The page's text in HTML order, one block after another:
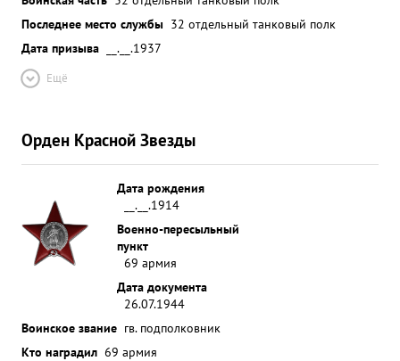
Последнее место службы 32 отдельный танковый полк
Дата призыва
__.__.1937
Ещё
Орден Красной Звезды
Дата рождения
__.__.1914
Военно-пересыльный
пункт
69 армия
Дата документа
26.07.1944
Воинское звание гв. подполковник
Кто наградил 69 армия